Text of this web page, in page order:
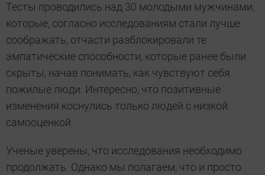
Тесты проводились над 30 молодыми мужчинами,
которые, согласно исследованиям стали лучше
соображать, отчасти разблокировали те
эмпатические способности, которые ранее были
скрыты, начав понимать, как чувствуют себя
пожилые люди. Интересно, что позитивные
изменения коснулись только людей с низкой
самооценкой.
Ученые уверены, что исследования необходимо
продолжать. Однако мы полагаем, что и просто